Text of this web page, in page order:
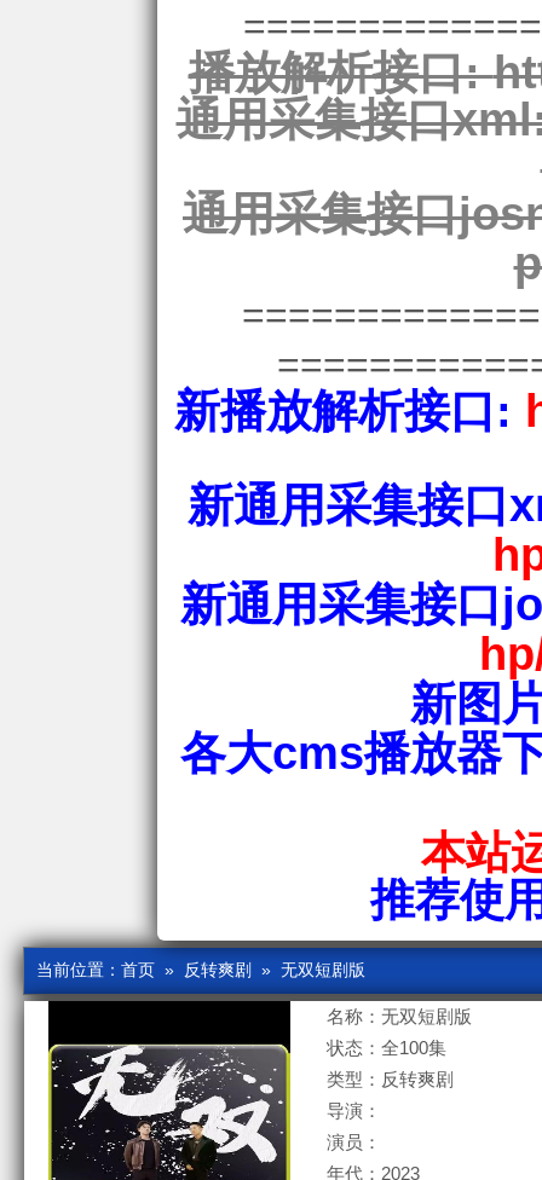
播放解析接口:
通用采集接口
通用采集接口
新播放解析接口:
新通用采集接口
新通用采集接口
新图
各大cms播放器
本站
推荐使
当前位置： 首页 » 反转爽剧 » 无双短剧版
名称：无双短剧版
状态：全100集
类型：反转爽剧
导演：
演员：
年代：2023